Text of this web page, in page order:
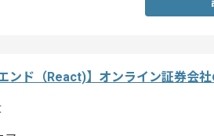
ンド（React)】オンライン証券会